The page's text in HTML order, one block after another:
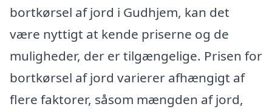
bortkørsel af jord i Gudhjem, kan det
være nyttigt at kende priserne og de
muligheder, der er tilgængelige. Prisen for
bortkørsel af jord varierer afhængigt af
flere faktorer, såsom mængden af jord,